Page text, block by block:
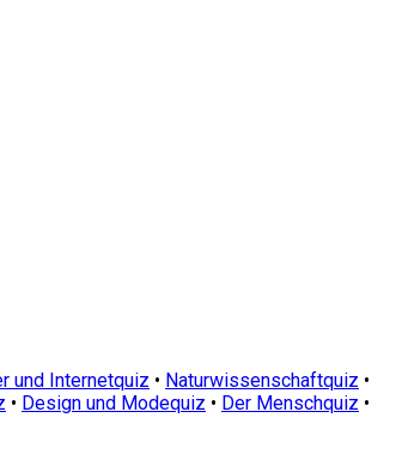
und Internetquiz • Naturwissenschaftquiz •
• Design und Modequiz • Der Menschquiz •